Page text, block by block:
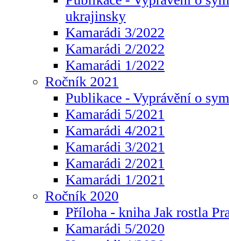
ukrajinsky
Kamarádi 3/2022
Kamarádi 2/2022
Kamarádi 1/2022
Ročník 2021
Publikace - Vyprávění o
Kamarádi 5/2021
Kamarádi 4/2021
Kamarádi 3/2021
Kamarádi 2/2021
Kamarádi 1/2021
Ročník 2020
Příloha - kniha Jak rostla
Kamarádi 5/2020